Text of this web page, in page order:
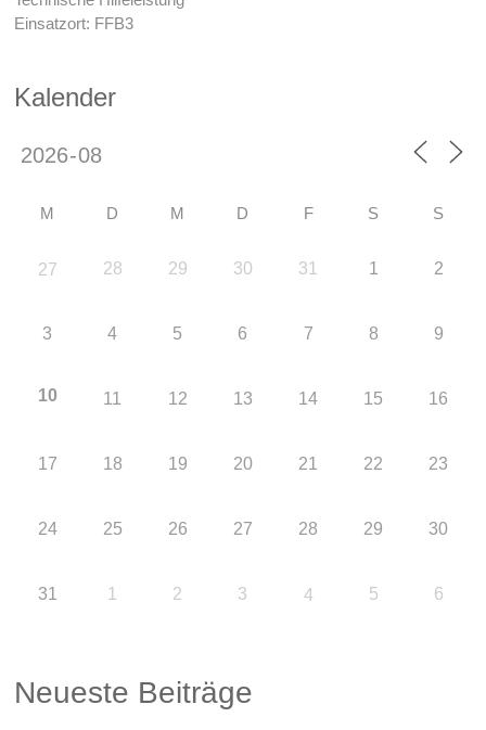
Einsatzort: FFB3
Kalender
M D M D F S S
27 28 29 30 31 1 2
3 4 5 6 7 8 9
10 11 12 13 14 15 16
17 18 19 20 21 22 23
24 25 26 27 28 29 30
31 1 2 3 4 5 6
Neueste Beiträge